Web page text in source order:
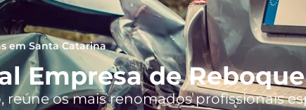
em Santa Catarina
Empresa de
, reúne os mais renomados profissionais